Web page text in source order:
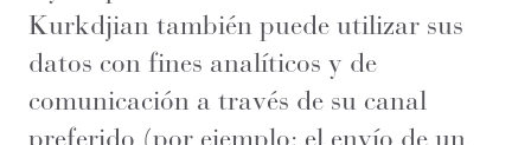
Kurkdjian también puede utilizar sus
datos con fines analíticos y de
comunicación a través de su canal
preferido (por ejemplo: el envío de un